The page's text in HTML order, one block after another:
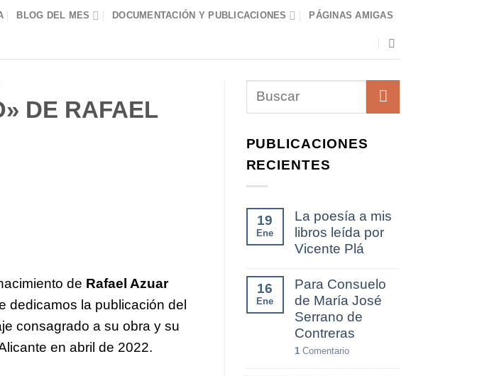
BLOG DEL MES DOCUMENTACIÓN Y PUBLICACIONES PÁGINAS AMIGAS
DE RAFAEL
de Rafael Azuar
dedicamos la publicación del
consagrado a su obra y su
en abril de 2022.
PUBLICACIONES
RECIENTES
19
Ene
La poesía a mis
libros leída por
Vicente Plá
16
Ene
Para Consuelo
de María José
Serrano de
Contreras
1Comentario